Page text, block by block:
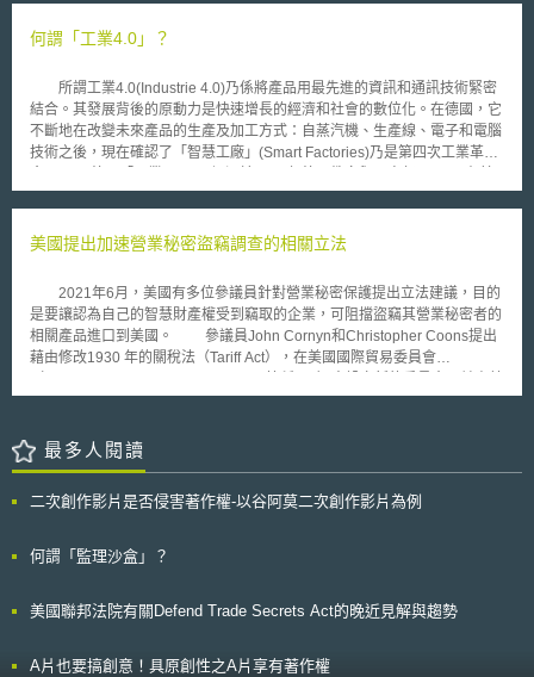
centred design）（3）創造強健的智慧聯網（IoT）平台（4）頻譜使用模
Interdisciplinary Research on the Internet of Things） 最後報告，內容包
含四個子報告，分別對科技、文化創意及設計、經濟及商業、社會科學討論
智慧聯網（IoT）未來研究的方向。在「社會、法律及道德子報告」（A
Roadmap for Interdisciplinary Research on the Internet of Things: Social
retention）、行動的停止、過時資料的處理、以及巨量資料、納入公眾意
情境分析的方式，試圖將所提及之相關社會、法制及道德議題盧列出來，希
望能在此基礎下進行更系統性的研究探討，以更廣泛含攝模式，嘗試從社
會、法律及道德各層面，探究智慧聯網（IoT）相關重要議題。
何謂「工業4.0」？
所謂工業4.0(Industrie 4.0)乃係將產品用最先進的資訊和通訊技術緊密
結合。其發展背後的原動力是快速增長的經濟和社會的數位化。在德國，它
不斷地在改變未來產品的生產及加工方式：自蒸汽機、生產線、電子和電腦
技術之後，現在確認了「智慧工廠」(Smart Factories)乃是第四次工業革
高科技策略(Hightech-Strategie)下的研發計畫。而如何落實工業4.0，則可
acatech) 與德國高科技策略之研究聯盟顧問委員會(Forschungsunion,
Zukunftsprojekt Industrie 4.0)窺見整體計畫。 它的技術基礎是資訊科
技、數位化的網路系統，藉由該系統，可以實現超強的自行組織運作的生產
流程：人、機器、設備、物流和產品在工業4.0中，得以在同一個平台上相
互溝通協作。不同企業間的生產及運送過程可以更聰明地以資訊科技技術相
到產品的回收都包括在內。因此，企業能夠更容易地根據個別客戶的要求生
產定制產品。客製化的產品生產和維修可能會成為新的標準。另一方面，雖
然是生產個性化商品但生產成本仍可以降低。藉由新創價值供應鏈相關企業
些原材料的短缺，生產過程可以跨企業地調整控制，使其更節省原料和能
美國提出加速營業秘密盜竊調查的相關立法
2021年6月，美國有多位參議員針對營業秘密保護提出立法建議，目的
是要讓認為自己的智慧財產權受到竊取的企業，可阻擋盜竊其營業秘密者的
相關產品進口到美國。 參議員John Cornyn和Christopher Coons提出
藉由修改1930 年的關稅法（Tariff Act），在美國國際貿易委員會
國司法部長（Attorney General）領導，負責調查背後為國外政府支持之競
書提出指控，或由司法部長辦公室提出指控。此立法設定30天的調查期限讓
調查人員決定是否在冗長的審查展開時停止其產品進口。該法案將適用於來
自於中國大陸公司。 雖然在ITC已有類似的程序可提出救濟，但在現行
過此法案設計的制度，將使有關當局在調查營業秘密盜竊指控時，可更容易
最多人閱讀
二次創作影片是否侵害著作權-以谷阿莫二次創作影片為例
何謂「監理沙盒」？
美國聯邦法院有關Defend Trade Secrets Act的晚近見解與趨勢
A片也要搞創意！具原創性之A片享有著作權